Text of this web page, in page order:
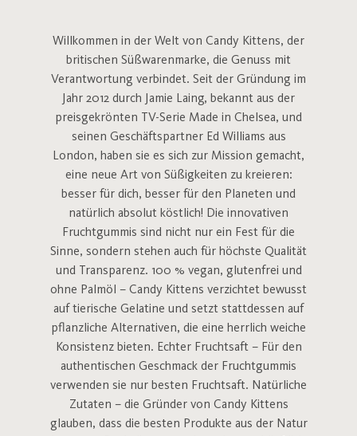
Willkommen in der Welt von Candy Kittens, der
britischen Süßwarenmarke, die Genuss mit
Verantwortung verbindet. Seit der Gründung im
Jahr 2012 durch Jamie Laing, bekannt aus der
preisgekrönten TV-Serie Made in Chelsea, und
seinen Geschäftspartner Ed Williams aus
London, haben sie es sich zur Mission gemacht,
eine neue Art von Süßigkeiten zu kreieren:
besser für dich, besser für den Planeten und
natürlich absolut köstlich! Die innovativen
Fruchtgummis sind nicht nur ein Fest für die
Sinne, sondern stehen auch für höchste Qualität
und Transparenz. 100 % vegan, glutenfrei und
ohne Palmöl – Candy Kittens verzichtet bewusst
auf tierische Gelatine und setzt stattdessen auf
pflanzliche Alternativen, die eine herrlich weiche
Konsistenz bieten. Echter Fruchtsaft – Für den
authentischen Geschmack der Fruchtgummis
verwenden sie nur besten Fruchtsaft. Natürliche
Zutaten – die Gründer von Candy Kittens
glauben, dass die besten Produkte aus der Natur